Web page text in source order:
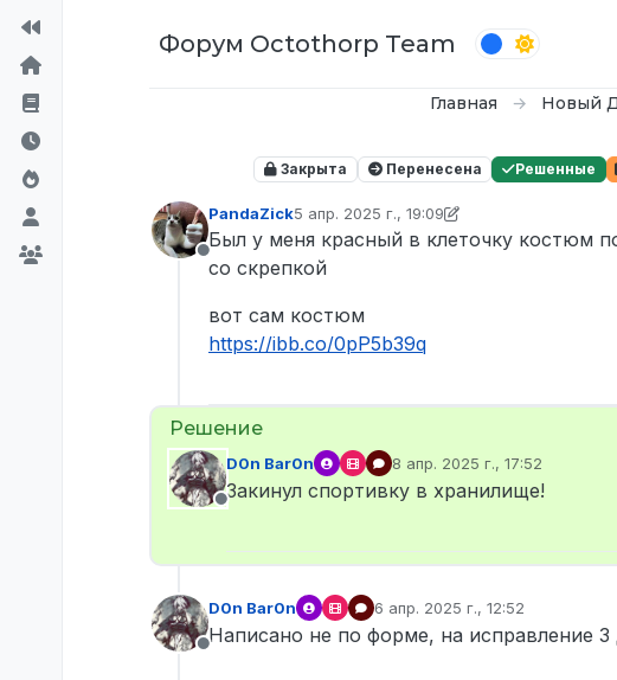
Форум Octothorp Team
Главная Новый
Закрыта Перенесена Решенные
Не в сети
PandaZick5 апр. 2025 г., 19:09
отредактировано D0n Bar0n
Был у меня красный в клеточку костюм
со скрепкой
вот сам костюм
https://ibb.co/0pP5b39q
Не в сети
D0n Bar0n 8 апр. 2025 г., 17:52
отредактировано
Закинул спортивку в хранилище!
Не в сети
D0n Bar0n 6 апр. 2025 г., 12:52
отредактировано
Написано не по форме, на исправление 3